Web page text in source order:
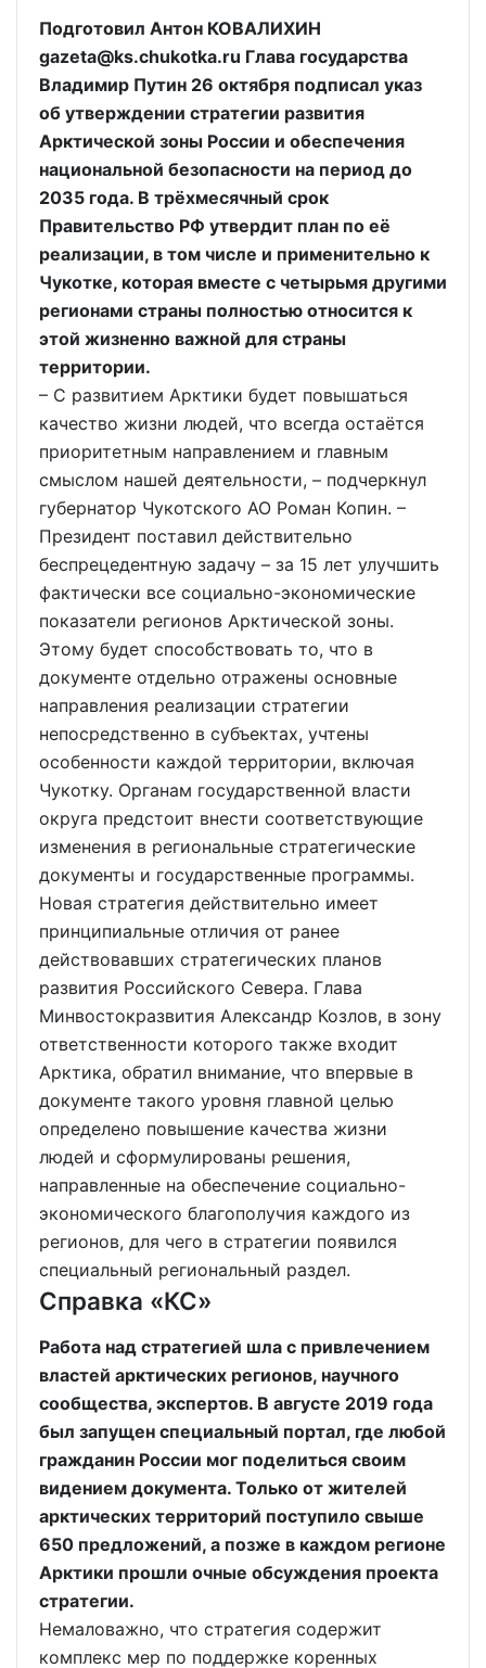
Подготовил Антон КОВАЛИХИН
gazeta@ks.chukotka.ru Глава государства
Владимир Путин 26 октября подписал указ
об утверждении стратегии развития
Арктической зоны России и обеспечения
национальной безопасности на период до
2035 года. В трёхмесячный срок
Правительство РФ утвердит план по её
реализации, в том числе и применительно к
Чукотке, которая вместе с четырьмя другими
регионами страны полностью относится к
этой жизненно важной для страны
территории.
– С развитием Арктики будет повышаться
качество жизни людей, что всегда остаётся
приоритетным направлением и главным
смыслом нашей деятельности, – подчеркнул
губернатор Чукотского АО Роман Копин. –
Президент поставил действительно
беспрецедентную задачу – за 15 лет улучшить
фактически все социально-экономические
показатели регионов Арктической зоны.
Этому будет способствовать то, что в
документе отдельно отражены основные
направления реализации стратегии
непосредственно в субъектах, учтены
особенности каждой территории, включая
Чукотку. Органам государственной власти
округа предстоит внести соответствующие
изменения в региональные стратегические
документы и государственные программы.
Новая стратегия действительно имеет
принципиальные отличия от ранее
действовавших стратегических планов
развития Российского Севера. Глава
Минвостокразвития Александр Козлов, в зону
ответственности которого также входит
Арктика, обратил внимание, что впервые в
документе такого уровня главной целью
определено повышение качества жизни
людей и сформулированы решения,
направленные на обеспечение социально-
экономического благополучия каждого из
регионов, для чего в стратегии появился
специальный региональный раздел.
Справка «КС»
Работа над стратегией шла с привлечением
властей арктических регионов, научного
сообщества, экспертов. В августе 2019 года
был запущен специальный портал, где любой
гражданин России мог поделиться своим
видением документа. Только от жителей
арктических территорий поступило свыше
650 предложений, а позже в каждом регионе
Арктики прошли очные обсуждения проекта
стратегии.
Немаловажно, что стратегия содержит
комплекс мер по поддержке коренных